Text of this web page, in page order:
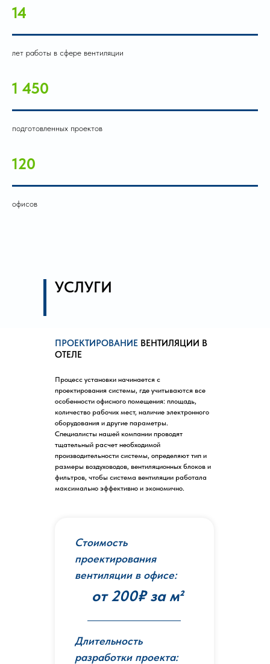
14
лет работы в сфере вентиляции
1 450
подготовленных проектов
120
офисов
УСЛУГИ
Длительность
разработки проекта:
от 200₽ за м²
Стоимость
проектирования
вентиляции в офисе:
Процесс установки начинается с
проектирования системы, где учитываются все
особенности офисного помещения: площадь,
количество рабочих мест, наличие электронного
оборудования и другие параметры.
Специалисты нашей компании проводят
тщательный расчет необходимой
производительности системы, определяют тип и
размеры воздуховодов, вентиляционных блоков и
фильтров, чтобы система вентиляции работала
максимально эффективно и экономично.
ПРОЕКТИРОВАНИЕ ВЕНТИЛЯЦИИ В
ОТЕЛЕ